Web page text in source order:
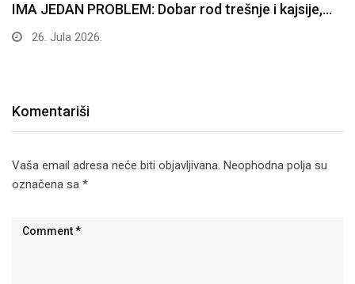
IMA JEDAN PROBLEM: Dobar rod trešnje i kajsije,…
26. Jula 2026.
Komentariši
Vaša email adresa neće biti objavljivana. Neophodna polja su
označena sa *